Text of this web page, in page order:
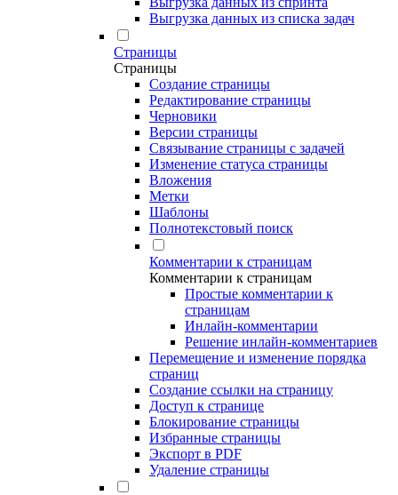
Выгрузка данных из списка задач
Страницы
Страницы
Создание страницы
Редактирование страницы
Черновики
Версии страницы
Связывание страницы с задачей
Изменение статуса страницы
Вложения
Метки
Шаблоны
Полнотекстовый поиск
Комментарии к страницам
Комментарии к страницам
Простые комментарии к
страницам
Инлайн-комментарии
Решение инлайн-комментариев
Перемещение и изменение порядка
страниц
Создание ссылки на страницу
Доступ к странице
Блокирование страницы
Избранные страницы
Экспорт в PDF
Удаление страницы